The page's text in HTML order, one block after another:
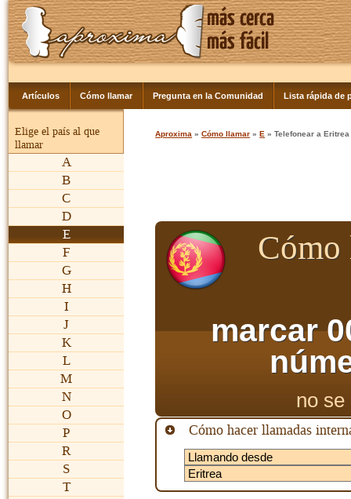
Artículos Cómo llamar Pregunta en la Comunidad Lista rápida de
Elige el país al que
llamar
A
B
C
D
E
F
G
H
I
J
K
L
M
N
O
P
R
S
T
Aproxima »Cómo llamar »E » Telefonear a Eritrea
marcar
no
Cómo hacer llamadas